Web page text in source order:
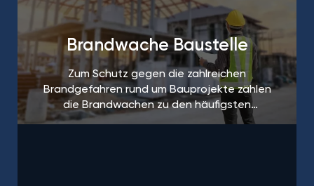
Brandwache Baustelle
Zum Schutz gegen die zahlreichen
Brandgefahren rund um Bauprojekte zählen
die Brandwachen zu den häufigsten